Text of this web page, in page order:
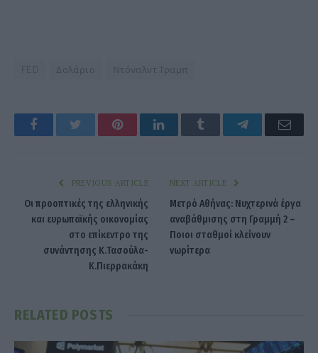
Δολάριο Ντόναλντ Τραμπ
Facebook Twitter PinterestLinkedIn Tumblr Telegram
PREVIOUS ARTICLE
Οι προοπτικές της ελληνικής
και ευρωπαϊκής οικονομίας
στο επίκεντρο της
συνάντησης Κ.Τασούλα-
Κ.Πιερρακάκη
NEXT ARTICLE
Μετρό Αθήνας: Νυχτερινά έργα
αναβάθμισης στη Γραμμή 2 –
Ποιοι σταθμοί κλείνουν
νωρίτερα
RELATED POSTS